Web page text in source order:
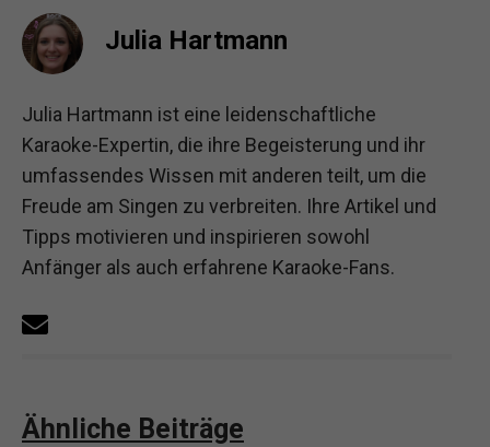
Julia Hartmann
Julia Hartmann ist eine leidenschaftliche
Karaoke-Expertin, die ihre Begeisterung und ihr
umfassendes Wissen mit anderen teilt, um die
Freude am Singen zu verbreiten. Ihre Artikel und
Tipps motivieren und inspirieren sowohl
Anfänger als auch erfahrene Karaoke-Fans.
Ähnliche Beiträge